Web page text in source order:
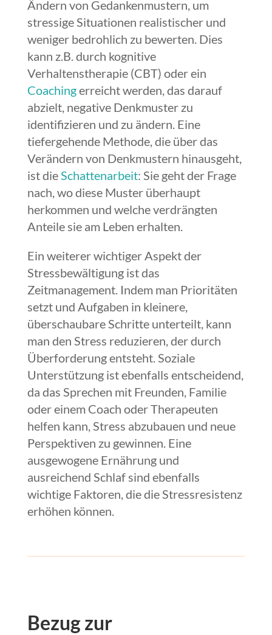
Ändern von Gedankenmustern, um
stressige Situationen realistischer und
weniger bedrohlich zu bewerten. Dies
kann z.B. durch kognitive
Verhaltenstherapie (CBT) oder ein
Coachingerreicht werden, das darauf
abzielt, negative Denkmuster zu
identifizieren und zu ändern. Eine
tiefergehende Methode, die über das
Verändern von Denkmustern hinausgeht,
ist dieSchattenarbeit: Sie geht der Frage
nach, wo diese Muster überhaupt
herkommen und welche verdrängten
Anteile sie am Leben erhalten.
Ein weiterer wichtiger Aspekt der
Stressbewältigung ist das
Zeitmanagement. Indem man Prioritäten
setzt und Aufgaben in kleinere,
überschaubare Schritte unterteilt, kann
man den Stress reduzieren, der durch
Überforderung entsteht. Soziale
Unterstützung ist ebenfalls entscheidend,
da das Sprechen mit Freunden, Familie
oder einem Coach oder Therapeuten
helfen kann, Stress abzubauen und neue
Perspektiven zu gewinnen. Eine
ausgewogene Ernährung und
ausreichend Schlaf sind ebenfalls
wichtige Faktoren, die die Stressresistenz
erhöhen können.
Bezug zur